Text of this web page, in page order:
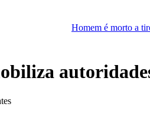
Homem é morto a tiros na